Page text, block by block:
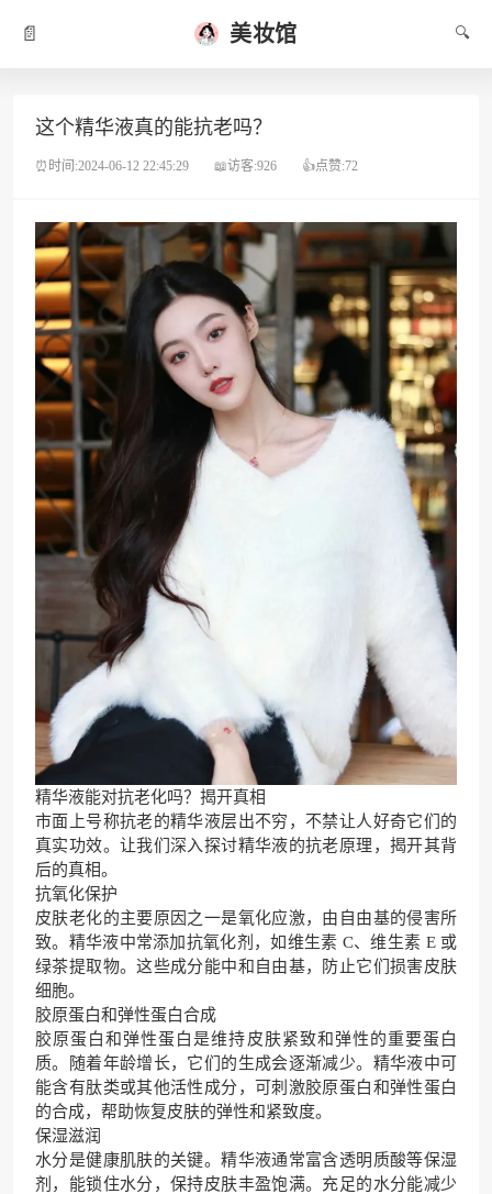
📄 美妆馆 🔍
这个精华液真的能抗老吗？
⏰时间:2024-06-12 22:45:29 📖访客:926 👍点赞:72
精华液能对抗老化吗？揭开真相
市面上号称抗老的精华液层出不穷，不禁让人好奇它们的
真实功效。让我们深入探讨精华液的抗老原理，揭开其背
后的真相。
抗氧化保护
皮肤老化的主要原因之一是氧化应激，由自由基的侵害所
致。精华液中常添加抗氧化剂，如维生素 C、维生素 E 或
绿茶提取物。这些成分能中和自由基，防止它们损害皮肤
细胞。
胶原蛋白和弹性蛋白合成
胶原蛋白和弹性蛋白是维持皮肤紧致和弹性的重要蛋白
质。随着年龄增长，它们的生成会逐渐减少。精华液中可
能含有肽类或其他活性成分，可刺激胶原蛋白和弹性蛋白
的合成，帮助恢复皮肤的弹性和紧致度。
保湿滋润
水分是健康肌肤的关键。精华液通常富含透明质酸等保湿
剂，能锁住水分，保持皮肤丰盈饱满。充足的水分能减少